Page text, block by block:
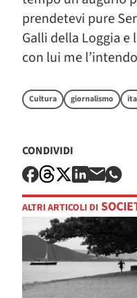
prendetevi pure
Galli della Loggia
con lui me
Cultura giornalismo
CONDIVIDI
ALTRI ARTICOLI DI